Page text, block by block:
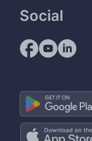
Social